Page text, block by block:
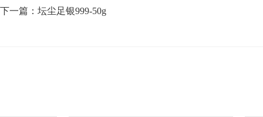
下一篇： 坛尘足银999-50g